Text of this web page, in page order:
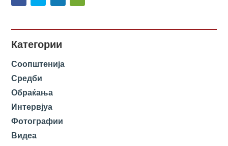
Категории
Соопштенија
Средби
Обраќања
Интервјуа
Фотографии
Видеа